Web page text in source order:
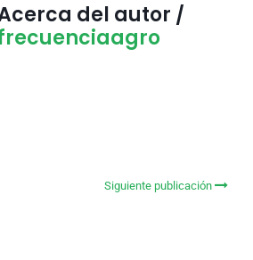
del autor /
Siguiente publicación